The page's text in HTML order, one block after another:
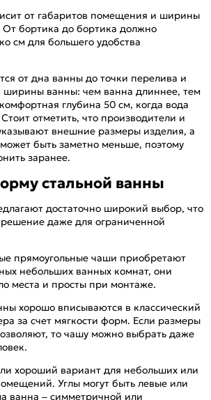
от габаритов помещения и ширины
бортика до бортика должно
см для большего удобства
от дна ванны до точки перелива и
ширины ванны: чем ванна длиннее, тем
глубина 50 см, когда вода
отметить, что производители и
внешние размеры изделия, а
быть заметно меньше, поэтому
заранее.
стальной ванны
достаточно широкий выбор, что
решение даже для ограниченной
прямоугольные чаши приобретают
небольших ванных комнат, они
места и просты при монтаже.
хорошо вписываются в классический
за счет мягкости форм. Если размеры
то чашу можно выбрать даже
хороший вариант для небольших или
Углы могут быть левые или
ванна – симметричной или